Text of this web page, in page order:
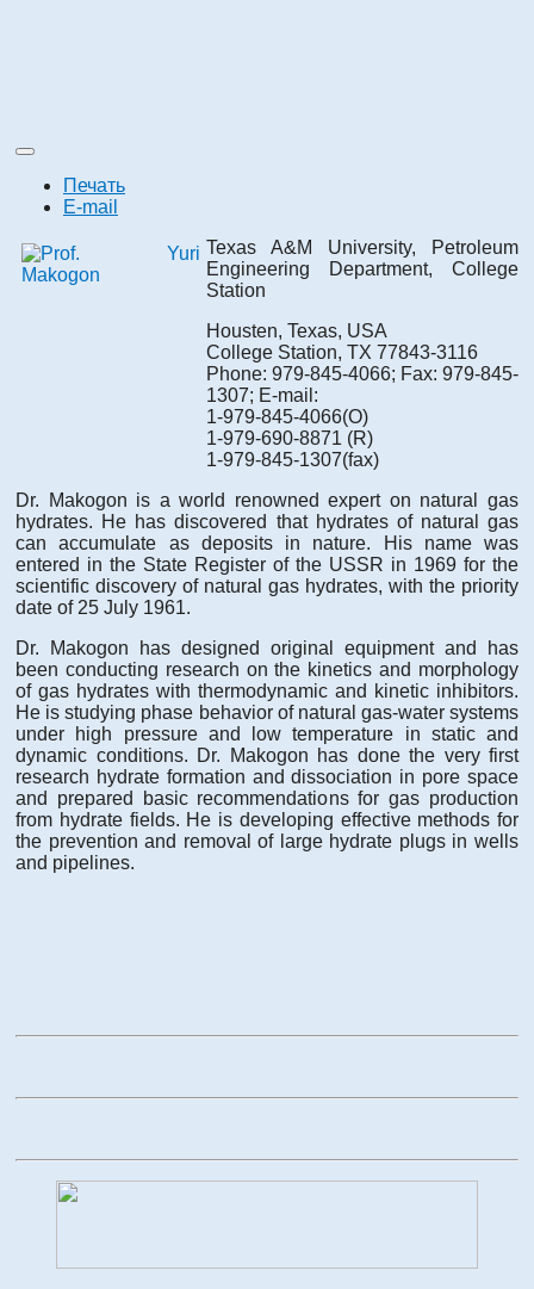
Печать
E-mail
Texas A&M University, Petroleum
Engineering Department, College
Station
Housten, Texas, USA
College Station, TX 77843-3116
Phone: 979-845-4066; Fax: 979-845-
1307; E-mail:
1-979-845-4066(O)
1-979-690-8871 (R)
1-979-845-1307(fax)
Dr. Makogon is a world renowned expert on natural gas
hydrates. He has discovered that hydrates of natural gas
can accumulate as deposits in nature. His name was
entered in the State Register of the USSR in 1969 for the
scientific discovery of natural gas hydrates, with the priority
date of 25 July 1961.
Dr. Makogon has designed original equipment and has
been conducting research on the kinetics and morphology
of gas hydrates with thermodynamic and kinetic inhibitors.
He is studying phase behavior of natural gas-water systems
under high pressure and low temperature in static and
dynamic conditions. Dr. Makogon has done the very first
research hydrate formation and dissociation in pore space
and prepared basic recommendations for gas production
from hydrate fields. He is developing effective methods for
the prevention and removal of large hydrate plugs in wells
and pipelines.